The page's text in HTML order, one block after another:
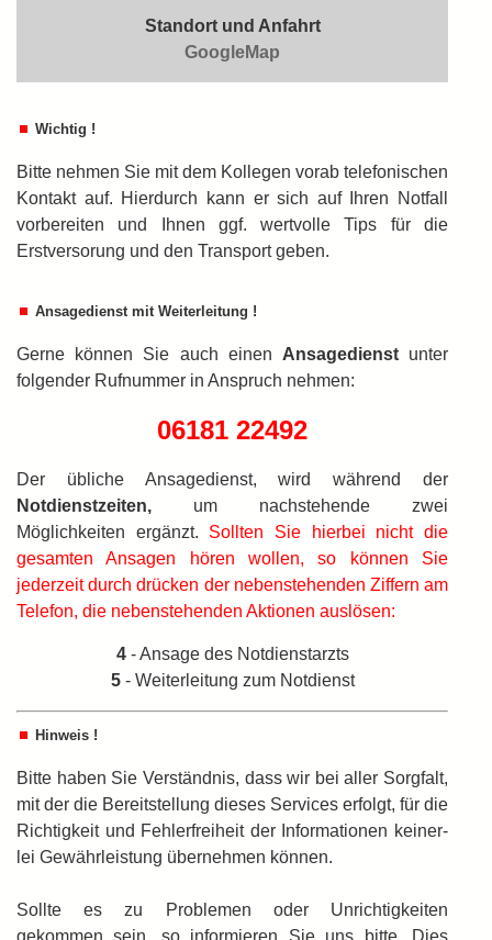
Standort und Anfahrt
GoogleMap
Wichtig !
Bitte nehmen Sie mit dem Kollegen vorab telefonischen
Kontakt auf. Hierdurch kann er sich auf Ihren Notfall
vorbereiten und Ihnen ggf. wertvolle Tips für die
Erstversorung und den Transport geben.
Ansagedienst mit Weiterleitung !
Gerne können Sie auch einen An­sa­ge­dienstunter
folgender Rufnummer in An­spruch nehmen:
06181 22492
Der übliche Ansagedienst, wird während der
Notdienstzeiten, um nachstehende zwei
Möglichkeiten ergänzt. Sollten Sie hierbei nicht die
gesamten Ansagen hören wollen, so können Sie
jederzeit durch drücken der nebenstehenden Ziffern am
Telefon, die nebenstehenden Aktionen auslösen:
4- Ansage des Notdienstarzts
5- Weiterleitung zum Notdienst
Hinweis !
Bitte haben Sie Verständnis, dass wir bei aller Sorgfalt,
mit der die Bereitstellung dieses Services erfolgt, für die
Richtigkeit und Fehlerfreiheit der Informationen keiner­
lei Gewährleistung übernehmen können.
Sollte es zu Problemen oder Unrichtigkeiten